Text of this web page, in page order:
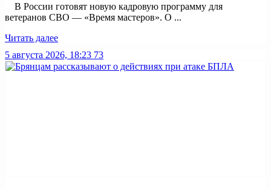
В России готовят новую кадровую программу для
ветеранов СВО — «Время мастеров». О ...
Читать далее
5 августа 2026, 18:23 73